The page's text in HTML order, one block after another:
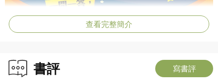
查看完整簡介
書評 寫書評